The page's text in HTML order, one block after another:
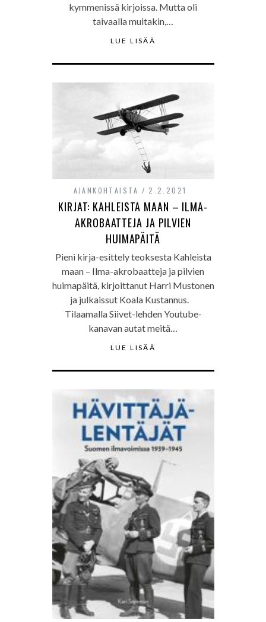
kymmenissä kirjoissa. Mutta oli
taivaalla muitakin,…
LUE LISÄÄ
AJANKOHTAISTA 2.2.2021
KIRJAT: KAHLEISTA MAAN – ILMA-
AKROBAATTEJA JA PILVIEN
HUIMAPÄITÄ
Pieni kirja-esittely teoksesta Kahleista
maan – Ilma-akrobaatteja ja pilvien
huimapäitä, kirjoittanut Harri Mustonen
ja julkaissut Koala Kustannus.
Tilaamalla Siivet-lehden Youtube-
kanavan autat meitä…
LUE LISÄÄ